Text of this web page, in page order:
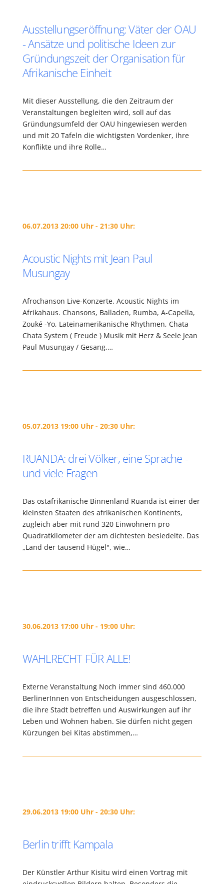
Ausstellungseröffnung: Väter der OAU
- Ansätze und politische Ideen zur
Gründungszeit der Organisation für
Afrikanische Einheit
Mit dieser Ausstellung, die den Zeitraum der
Veranstaltungen begleiten wird, soll auf das
Gründungsumfeld der OAU hingewiesen werden
und mit 20 Tafeln die wichtigsten Vordenker, ihre
Konflikte und ihre Rolle…
06.07.2013 20:00 Uhr - 21:30 Uhr:
Acoustic Nights mit Jean Paul
Musungay
Afrochanson Live-Konzerte. Acoustic Nights im
Afrikahaus. Chansons, Balladen, Rumba, A-Capella,
Zouké -Yo, Lateinamerikanische Rhythmen, Chata
Chata System ( Freude ) Musik mit Herz & Seele Jean
Paul Musungay / Gesang,…
05.07.2013 19:00 Uhr - 20:30 Uhr:
RUANDA: drei Völker, eine Sprache -
und viele Fragen
Das ostafrikanische Binnenland Ruanda ist einer der
kleinsten Staaten des afrikanischen Kontinents,
zugleich aber mit rund 320 Einwohnern pro
Quadratkilometer der am dichtesten besiedelte. Das
„Land der tausend Hügel", wie…
30.06.2013 17:00 Uhr - 19:00 Uhr:
WAHLRECHT FÜR ALLE!
Externe Veranstaltung Noch immer sind 460.000
BerlinerInnen von Entscheidungen ausgeschlossen,
die ihre Stadt betreffen und Auswirkungen auf ihr
Leben und Wohnen haben. Sie dürfen nicht gegen
Kürzungen bei Kitas abstimmen,…
29.06.2013 19:00 Uhr - 20:30 Uhr:
Berlin trifft Kampala
Der Künstler Arthur Kisitu wird einen Vortrag mit